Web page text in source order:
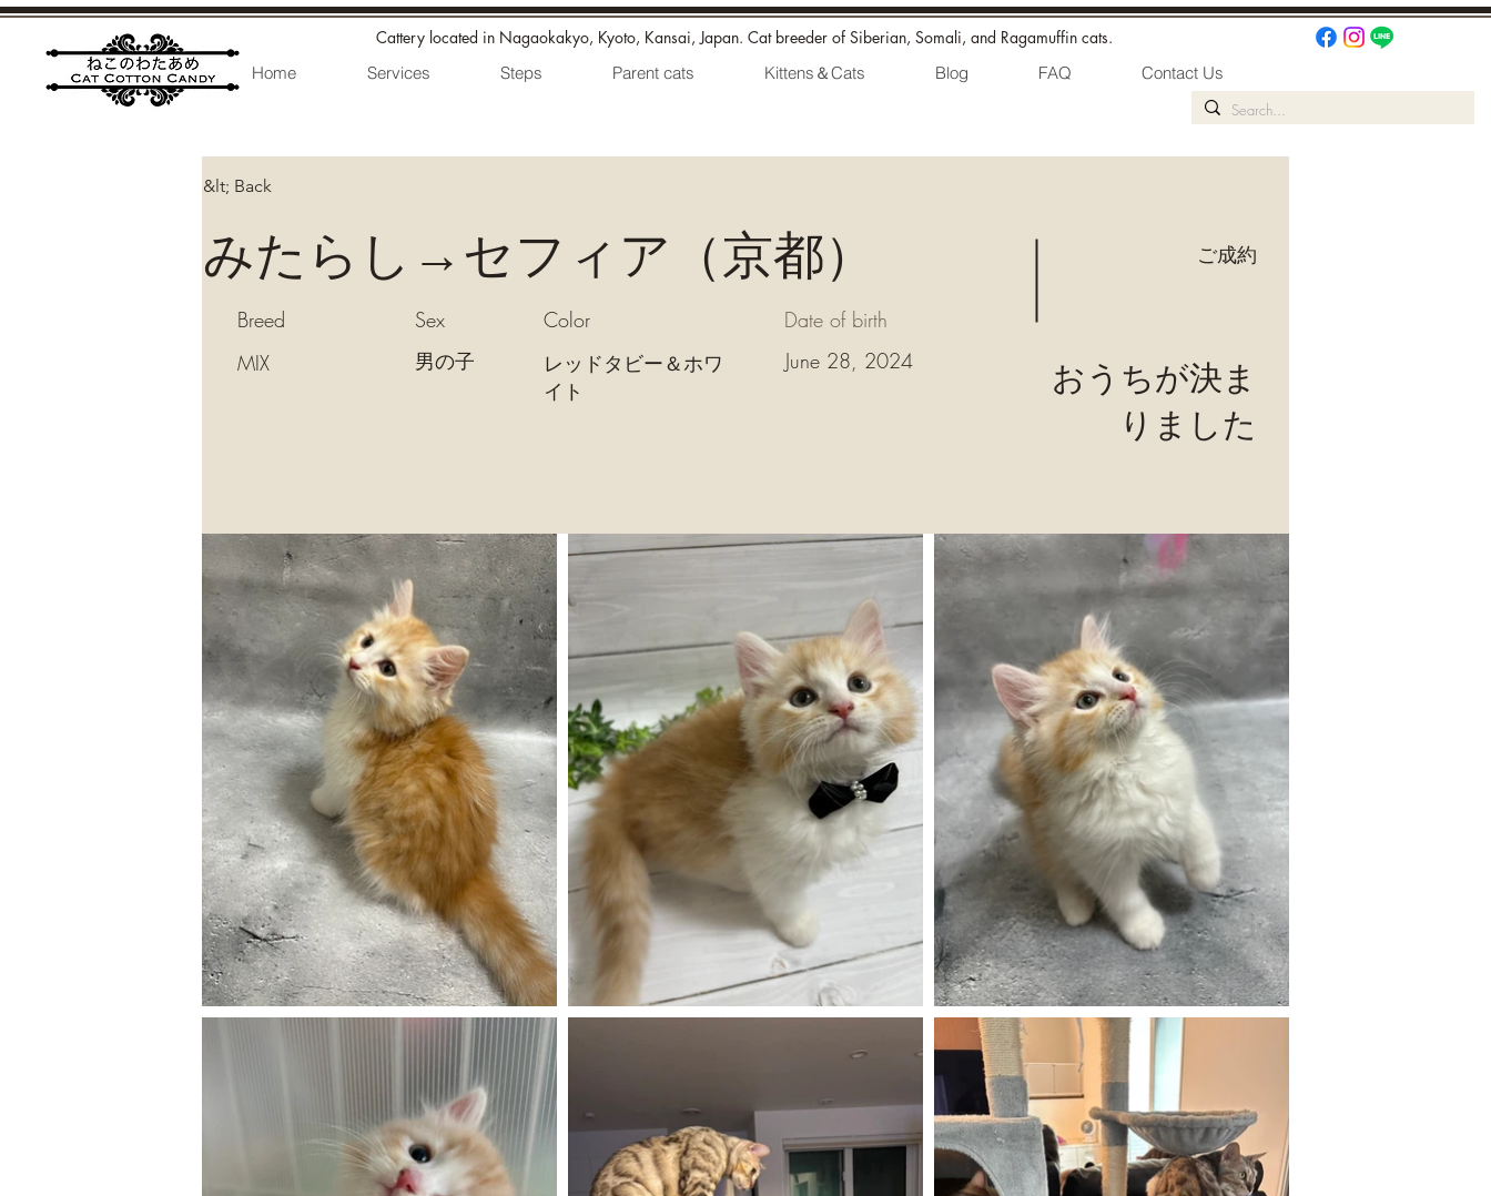
Cattery located in Nagaokakyo, Kyoto, Kansai, Japan. Cat breeder of Siberian, Somali, and Ragamuffin cats.
Home
Services Steps Parent cats Kittens＆Cats Blog FAQ Contact Us
&lt; Back
みたらし→セフィア（京都）
Breed
MIX
Sex
男の子
Color
レッドタビー＆ホワ
イト
Date of birth
June 28, 2024
ご成約
おうちが決ま
りました